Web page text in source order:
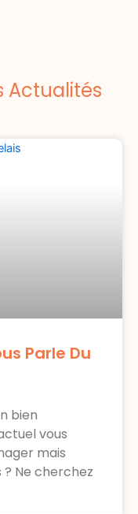
Actualités
Parle Du
bien
vous
mais
Ne cherchez